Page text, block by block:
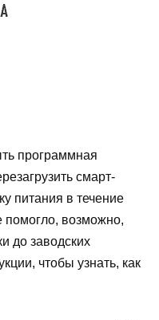
программная
смарт-
питания в течение
помогло, возможно,
до заводских
чтобы узнать, как